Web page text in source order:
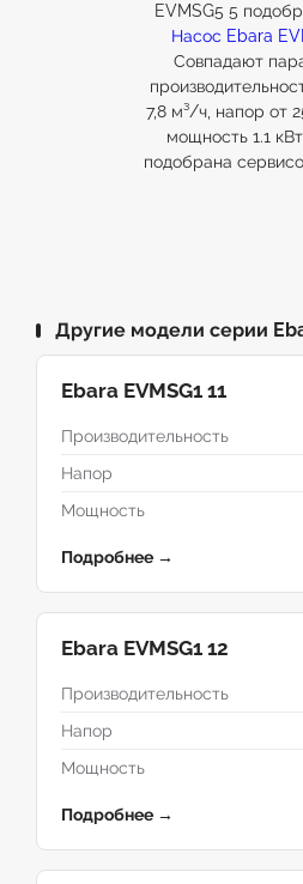
EVMSG5 5
Насос Ebara
Совпадают
7,8 м³/ч, напор от
мощность 1.1
подобрана
Другие модели серии
Ebara EVMSG1 11
Производительность
Напор
Мощность
Подробнее →
Ebara EVMSG1 12
Производительность
Напор
Мощность
Подробнее →